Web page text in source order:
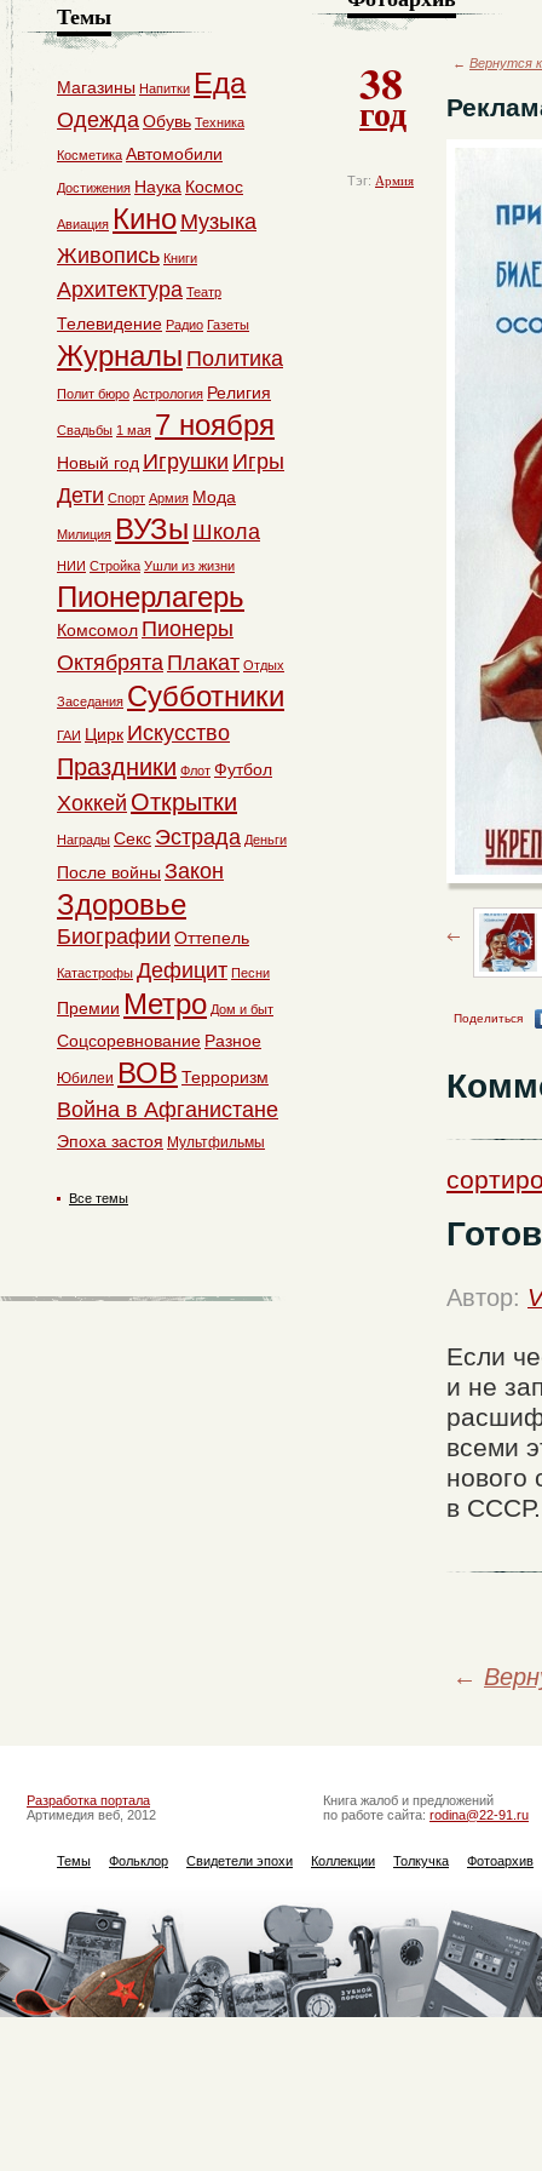
38
год
Тэг: Армия
← Вернутся
Поделиться
Автор:
Если
и не
всеми
нового
в СССР.
←
Темы
Магазины Напитки Еда
ОдеждаОбувь Техника
Косметика Автомобили
Достижения Наука Космос
Авиация Кино Музыка
Живопись Книги
Архитектура Театр
Телевидение Радио Газеты
Журналы Политика
Полит бюро Астрология Религия
Свадьбы 1 мая 7 ноября
Новый год Игрушки Игры
Дети Спорт Армия Мода
Милиция ВУЗы Школа
НИИ Стройка Ушли из жизни
Пионерлагерь
Комсомол Пионеры
Октябрята Плакат Отдых
Заседания Субботники
ГАИ Цирк Искусство
Праздники Флот Футбол
Хоккей Открытки
Награды Секс Эстрада Деньги
После войны Закон
Здоровье
Биографии Оттепель
Катастрофы Дефицит Песни
Премии Метро Дом и быт
Соцсоревнование Разное
Юбилеи ВОВ Терроризм
Война в Афганистане
Эпоха застоя Мультфильмы
Все темы
Разработка портала
Артимедия веб, 2012
Книга жалоб и предложений
по работе сайта: rodina@22-91.ru
Темы Фольклор Свидетели эпохи Коллекции Толкучка Фотоархив